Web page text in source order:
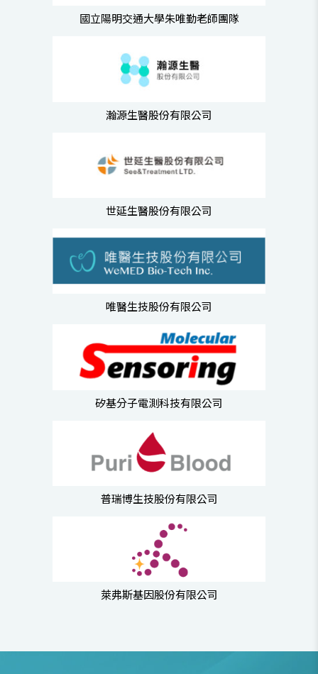
國立陽明交通大學朱唯勤老師團隊
瀚源生醫股份有限公司
世延生醫股份有限公司
唯醫生技股份有限公司
矽基分子電測科技有限公司
普瑞博生技股份有限公司
萊弗斯基因股份有限公司